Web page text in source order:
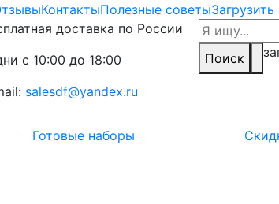
КонтактыПолезные советы
доставка по России
с 10:00 до 18:00
salesdf@yandex.ru
Поиск
Готовые наборы